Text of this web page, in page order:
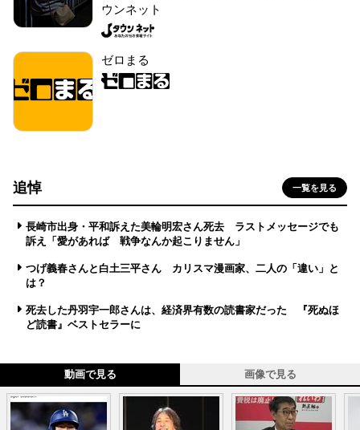
ウンネット
ゼロまる
追悼 一覧を見る
長崎市出身・平和訴えた美輪明宏さん死去 ラストメッセージでも
訴え「愛があれば 戦争なんか起こりません」
つげ義春さんと白土三平さん カリスマ漫画家、二人の「違い」と
は？
死去した丹羽宇一郎さんは、経済界有数の読書家だった 『死ぬほ
ど読書』ベストセラーに
動画で見る 画像で見る